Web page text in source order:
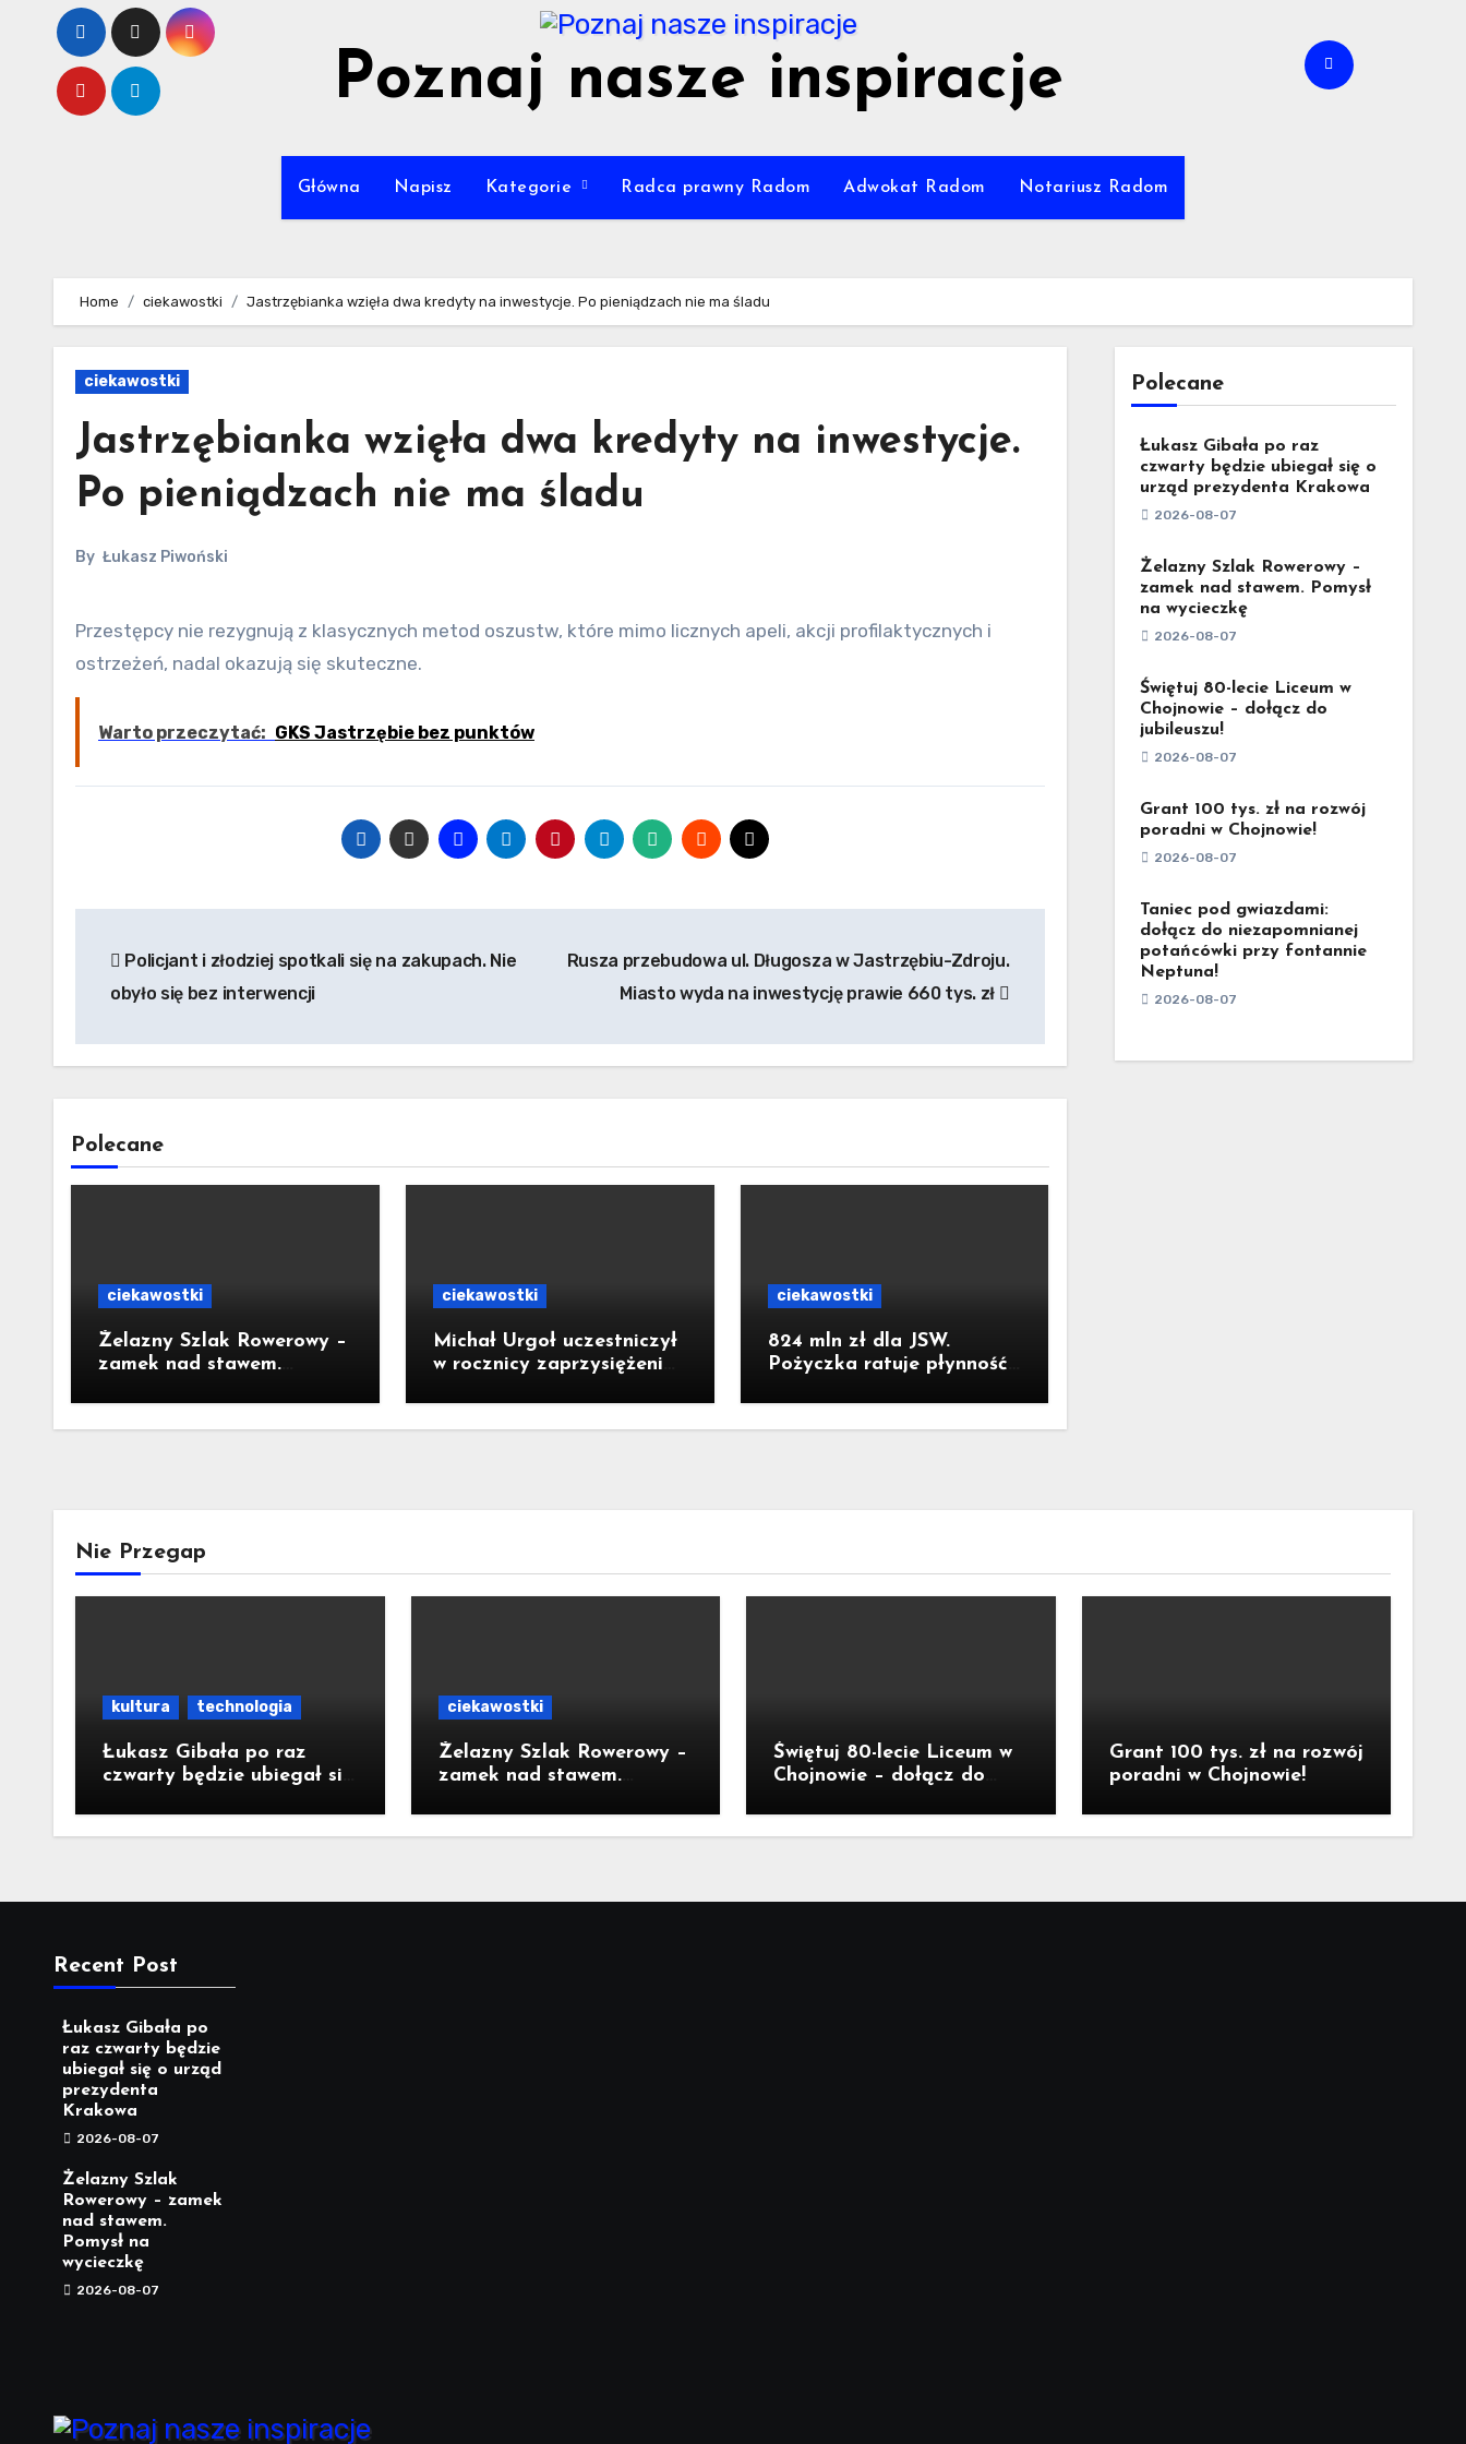
content
Poznaj nasze inspiracje
Główna Napisz Kategorie Radca prawny Radom Adwokat Radom Notariusz Radom
Home ciekawostki Jastrzębianka wzięła dwa kredyty na inwestycje. Po pieniądzach nie ma śladu
ciekawostki
Jastrzębianka wzięła dwa kredyty na inwestycje.
Po pieniądzach nie ma śladu
By Łukasz Piwoński
Przestępcy nie rezygnują z klasycznych metod oszustw, które mimo licznych apeli, akcji profilaktycznych i
ostrzeżeń, nadal okazują się skuteczne.
Warto przeczytać: GKS Jastrzębie bez punktów
wpisu
Policjant i złodziej spotkali się na zakupach. Nie
obyło się bez interwencji
Rusza przebudowa ul. Długosza w Jastrzębiu-Zdroju.
Miasto wyda na inwestycję prawie 660 tys. zł
Polecane
ciekawostki
Żelazny Szlak Rowerowy –
zamek nad stawem.
ciekawostki
Michał Urgoł uczestniczył
w rocznicy zaprzysiężenia
Nawrockiego
ciekawostki
824 mln zł dla JSW.
Pożyczka ratuje płynność,
Polecane
Łukasz Gibała po raz
czwarty będzie ubiegał się o
urząd prezydenta Krakowa
2026-08-07
Żelazny Szlak Rowerowy –
zamek nad stawem. Pomysł
na wycieczkę
2026-08-07
Świętuj 80-lecie Liceum w
Chojnowie – dołącz do
jubileuszu!
2026-08-07
Grant 100 tys. zł na rozwój
poradni w Chojnowie!
2026-08-07
Taniec pod gwiazdami:
dołącz do niezapomnianej
potańcówki przy fontannie
Neptuna!
2026-08-07
Nie Przegap
kultura technologia
Łukasz Gibała po raz
czwarty będzie ubiegał się
Krakowa
ciekawostki
Żelazny Szlak Rowerowy –
zamek nad stawem.
Świętuj 80-lecie Liceum w
Chojnowie – dołącz do
Grant 100 tys. zł na rozwój
poradni w Chojnowie!
Recent Post
Łukasz Gibała po
raz czwarty będzie
ubiegał się o urząd
prezydenta
Krakowa
2026-08-07
Żelazny Szlak
Rowerowy – zamek
nad stawem.
Pomysł na
wycieczkę
2026-08-07